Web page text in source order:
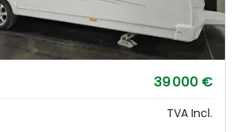
39 000 €
TVA Incl.